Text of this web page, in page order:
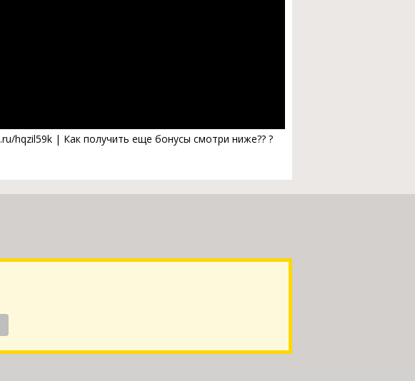
hqzil59k | Как получить еще бонусы смотри ниже?? ?